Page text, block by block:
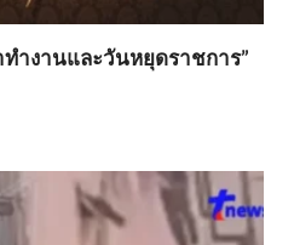
ทำงานและวันหยุดราชการ”